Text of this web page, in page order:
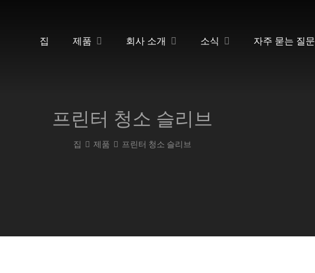
집 제품 회사 소개 소식 자주 묻는 질문
프린터 청소 슬리브
집 제품 프린터 청소 슬리브